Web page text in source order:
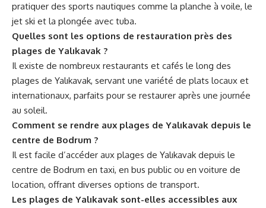
pratiquer des sports nautiques comme la planche à voile, le
jet ski et la plongée avec tuba.
Quelles sont les options de restauration près des
plages de Yalıkavak ?
Il existe de nombreux restaurants et cafés le long des
plages de Yalıkavak, servant une variété de plats locaux et
internationaux, parfaits pour se restaurer après une journée
au soleil.
Comment se rendre aux plages de Yalıkavak depuis le
centre de Bodrum ?
Il est facile d’accéder aux plages de Yalıkavak depuis le
centre de Bodrum en taxi, en bus public ou en voiture de
location, offrant diverses options de transport.
Les plages de Yalıkavak sont-elles accessibles aux